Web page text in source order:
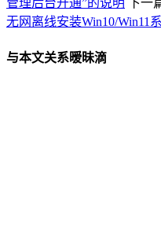
管理后台开通”的说明 下一
无网离线安装Win10/Win11
与本文关系暧昧滴